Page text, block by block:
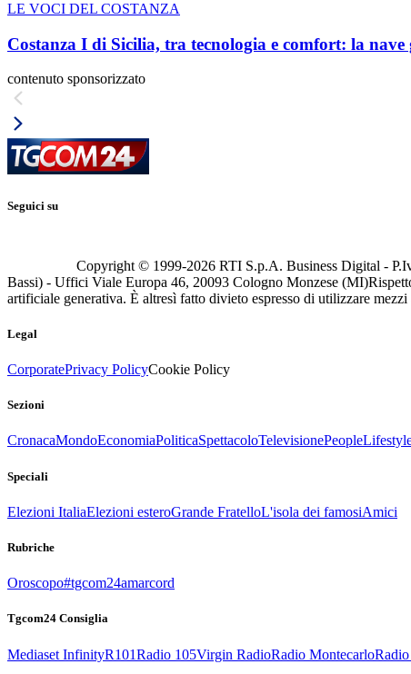
LE VOCI DEL COSTANZA
Costanza I di Sicilia, tra tecnologia e comfort: la nave
contenuto sponsorizzato
Seguici su
Copyright © 1999-2026 RTI S.p.A. Business Digital -
Bassi) - Uffici Viale Europa 46, 20093 Cologno Monzese (MI)
artificiale generativa. È altresì fatto divieto espresso di utilizzare
Legal
CorporatePrivacy PolicyCookie Policy
Sezioni
CronacaMondoEconomiaPoliticaSpettacoloTelevisionePeople
Speciali
Elezioni ItaliaElezioni esteroGrande FratelloL'isola dei famosiAmici
Rubriche
Oroscopo#tgcom24amarcord
Tgcom24 Consiglia
Mediaset InfinityR101Radio 105Virgin RadioRadio Montecarlo